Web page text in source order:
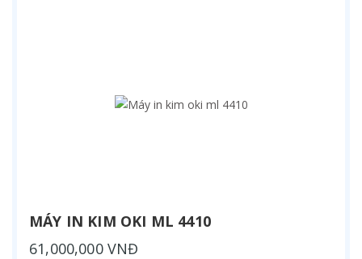
MÁY IN KIM OKI ML 4410
61,000,000 VNĐ